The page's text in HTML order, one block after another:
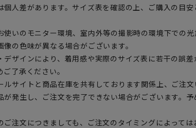
人差があります。サイズ表を確認の上、ご購入の目安
いのモニター環境、室内外等の撮影時の環境下での
像の色味が異なる場合がございます。
ザインにより、着用感や実際のサイズ表に若干の誤
了承ください。
サイトと商品在庫を共有しております関係上、ご注文
が発生し、ご注文を完了できない場合がございます。
注文につきましても、ご注文のタイミングによっては